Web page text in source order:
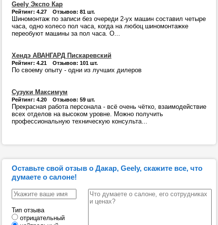
Geely Экспо Кар
Рейтинг: 4.27 Отзывов: 81 шт.
Шиномонтаж по записи без очереди 2-ух машин составил четыре
часа, одно колесо пол часа, когда на любоц шиномонтажке
переобуют машины за пол часа. О...
Хендэ АВАНГАРД Пискаревский
Рейтинг: 4.21 Отзывов: 101 шт.
По своему опыту - одни из лучших дилеров
Сузуки Максимум
Рейтинг: 4.20 Отзывов: 59 шт.
Прекрасная работа персонала - всё очень чётко, взаимодействие
всех отделов на высоком уровне. Можно получить
профессиональную техническую консульта...
Оставьте свой отзыв о Дакар, Geely, скажите все, что
думаете о салоне!
Тип отзыва
отрицательный